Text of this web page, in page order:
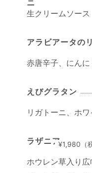
ニ
生クリームソース
アラビアータの
赤唐辛子、にん
えびグラタン
リガトーニ、ホ
ラザニア¥1,980（
ホウレン草入り広